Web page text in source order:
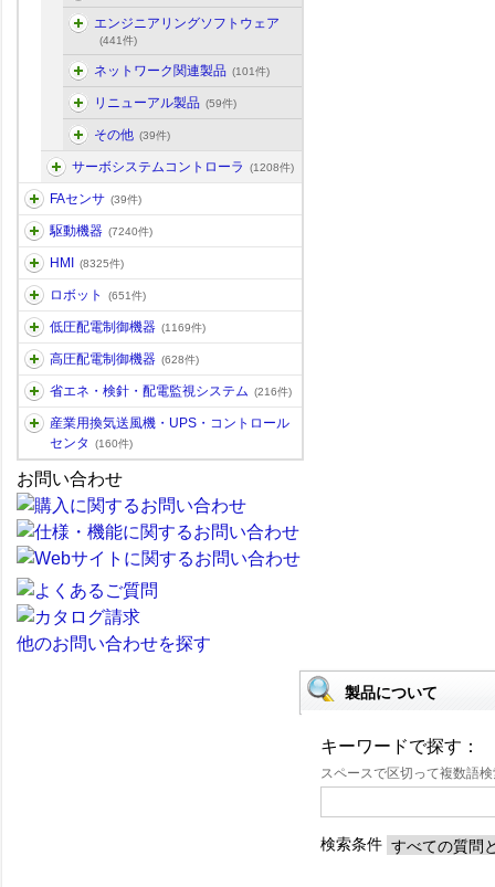
エンジニアリングソフトウェア
(441件)
ネットワーク関連製品 (101件)
リニューアル製品 (59件)
その他 (39件)
サーボシステムコントローラ (1208件)
FAセンサ (39件)
駆動機器 (7240件)
HMI (8325件)
ロボット (651件)
低圧配電制御機器 (1169件)
高圧配電制御機器 (628件)
省エネ・検針・配電監視システム (216件)
産業用換気送風機・UPS・コントロール
センタ
(160件)
お問い合わせ
他のお問い合わせを探す
製品について
キーワードで探す：
スペースで区切って複数語
検索条件